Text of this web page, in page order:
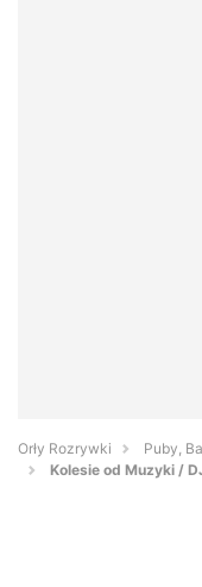
Orły Rozrywki
Puby,
Kolesie od Muzyki /